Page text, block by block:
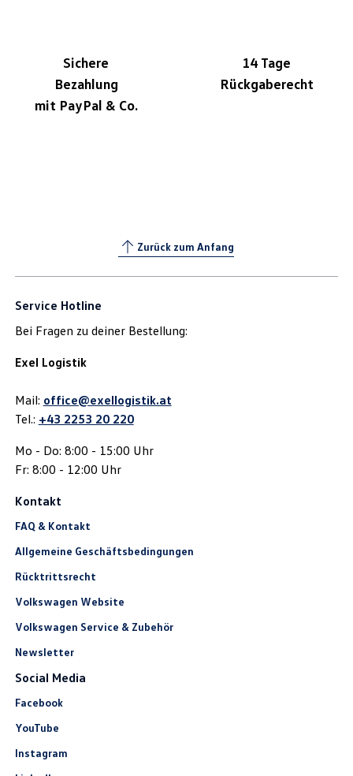
Sichere
Bezahlung
mit PayPal & Co.
14 Tage
Rückgaberecht
Zurück zum Anfang
Service Hotline
Bei Fragen zu deiner Bestellung:
Exel Logistik
Mail: office@exellogistik.at
Tel.: +43 2253 20 220
Mo - Do: 8:00 - 15:00 Uhr
Fr: 8:00 - 12:00 Uhr
Kontakt
FAQ & Kontakt
Allgemeine Geschäftsbedingungen
Rücktrittsrecht
Volkswagen Website
Volkswagen Service & Zubehör
Newsletter
Social Media
Facebook
YouTube
Instagram